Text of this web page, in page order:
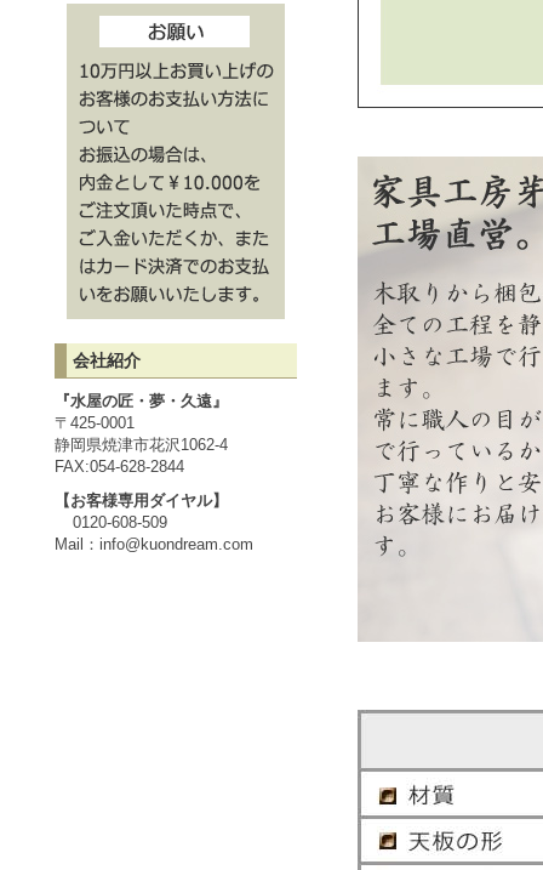
会社紹介
『水屋の匠・夢・久遠』
〒425-0001
静岡県焼津市花沢1062-4
FAX:054-628-2844
【お客様専用ダイヤル】
0120-608-509
Mail： info@kuondream.com